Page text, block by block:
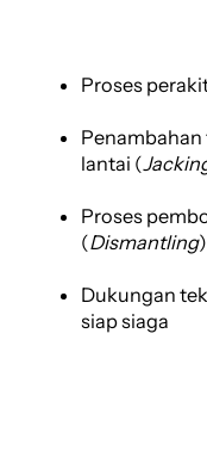
Proses
lantai (
Proses
(Dismantling)
Dukungan
siap siaga